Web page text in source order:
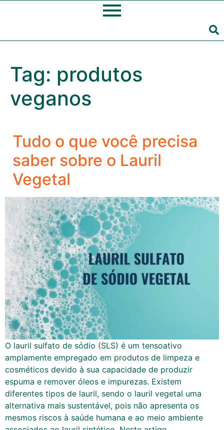
Tag: produtos
veganos
Tudo o que você precisa
saber sobre o Lauril
Vegetal
O lauril sulfato de sódio (SLS) é um tensoativo
amplamente empregado em produtos de limpeza e
cosméticos devido à sua capacidade de produzir
espuma e remover óleos e impurezas. Existem
diferentes tipos de lauril, sendo o lauril vegetal uma
alternativa mais sustentável, pois não apresenta os
mesmos riscos à saúde humana e ao meio ambiente